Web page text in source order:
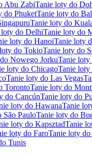
Abu ZabiTanie loty do
do PhuketTanie loty do
Tanie loty do
loty do DelhiTanie loty do
loty do HanoiTanie loty
do TokioTanie loty do
Nowego JorkuTanie
loty do ChicagoTanie loty
Tanie loty do Las Vegas
TorontoTanie loty do
do CancúnTanie loty do
loty do HawanaTanie
São PauloTanie loty do
loty do KapsztadTanie
loty do FaroTanie loty
Tunis